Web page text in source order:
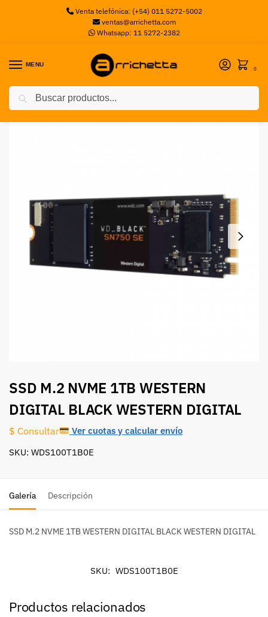
Venta telefónica: (+54) 011 5272-5002
ventas@arrichetta.com
Whatsapp: 11 5272-2382
MENU
0
Inicio Sin categorizar / SSD M.2 NVME 1TB WESTERN DIGITAL BLACK WESTERN DIGITAL
SSD M.2 NVME 1TB WESTERN
DIGITAL BLACK WESTERN DIGITAL
$ Consultar Ver cuotas y calcular envío
SKU: WDS100T1B0E
Galería Descripción
SSD M.2 NVME 1TB WESTERN DIGITAL BLACK WESTERN DIGITAL
SKU: WDS100T1B0E
Productos relacionados